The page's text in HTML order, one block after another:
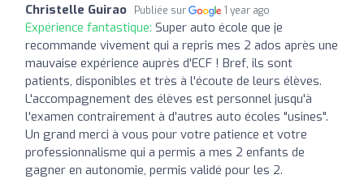
Christelle Guirao Publiée sur 1 year ago
Expérience fantastique: Super auto école que je
recommande vivement qui a repris mes 2 ados après une
mauvaise expérience auprès d'ECF ! Bref, ils sont
patients, disponibles et très à l'écoute de leurs élèves.
L'accompagnement des élèves est personnel jusqu'à
l'examen contrairement à d'autres auto écoles "usines".
Un grand merci à vous pour votre patience et votre
professionnalisme qui a permis a mes 2 enfants de
gagner en autonomie, permis validé pour les 2.